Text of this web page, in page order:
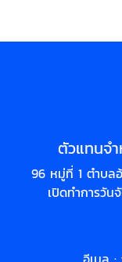
ตัวแทนจ
96 หมู่ที่ 1 ตำบล
เปิดทำการวัน